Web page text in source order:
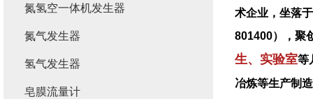
术企业，坐落
801400），聚
生、实验室等
冶炼等生产制
氮氢空一体机发生器
氮气发生器
氢气发生器
皂膜流量计